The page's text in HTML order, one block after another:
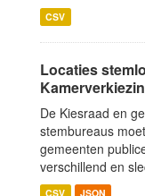
CSV
Locaties
De Kiesraad en
stembureaus
gemeenten
verschillend en
CSV JSON